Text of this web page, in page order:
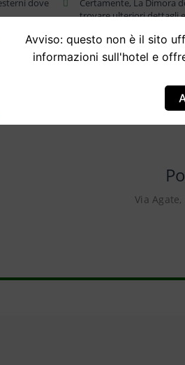
dove
Certamente, La Dimora
trovare ulteriori dettagli
Dimora del
Certamente, presso
troverai ulteriori dettagli
Via
Avviso: questo non è il sito
informazioni sull'hotel e